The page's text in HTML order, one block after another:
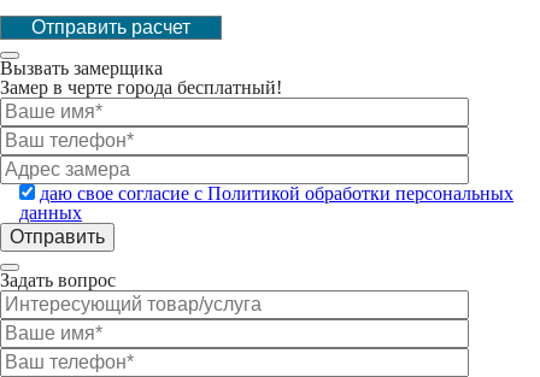
Отправить расчет
Вызвать замерщика
Замер в черте города бесплатный!
даю свое согласие с Политикой обработки персональных
данных
Задать вопрос